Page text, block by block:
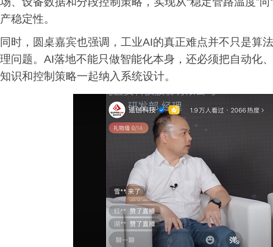
产稳定性。
同时，圆桌嘉宾也强调，工业AI的真正难点并不只是算
理问题。AI落地不能只做智能化本身，还必须把自动化
知识和控制策略一起纳入系统设计。